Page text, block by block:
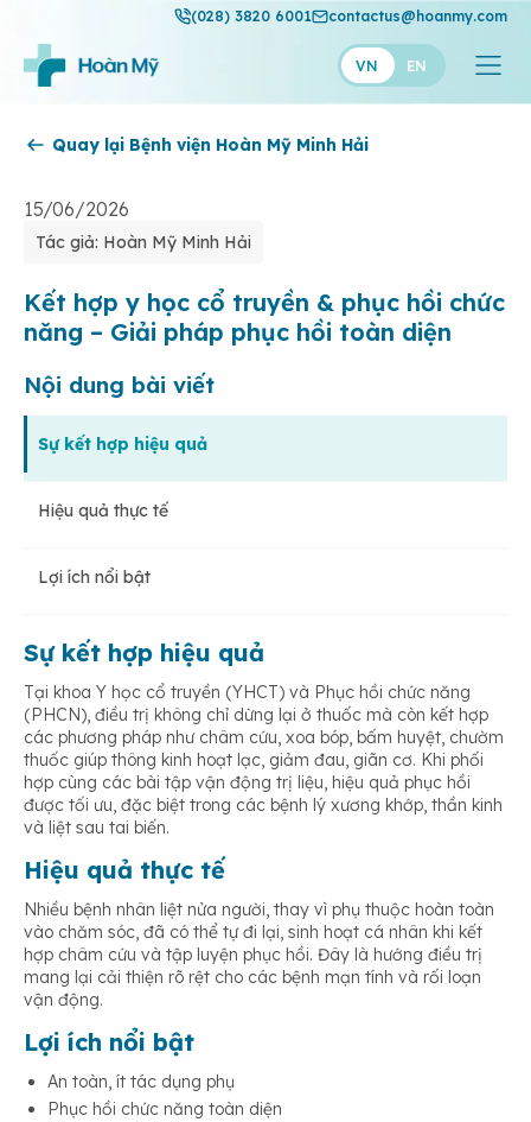
(028) 3820 6001 contactus@hoanmy.com
VN EN
Hoàn Mỹ
Hạnh Phúc
Thuận Mỹ
Quay lại Bệnh viện Hoàn Mỹ Minh Hải
15/06/2026
Tác giả: Hoàn Mỹ Minh Hải
Kết hợp y học cổ truyền & phục hồi chức
năng – Giải pháp phục hồi toàn diện
Nội dung bài viết
Sự kết hợp hiệu quả
Hiệu quả thực tế
Lợi ích nổi bật
Sự kết hợp hiệu quả
Tại khoa Y học cổ truyền (YHCT) và Phục hồi chức năng
(PHCN), điều trị không chỉ dừng lại ở thuốc mà còn kết hợp
các phương pháp như châm cứu, xoa bóp, bấm huyệt, chườm
thuốc giúp thông kinh hoạt lạc, giảm đau, giãn cơ. Khi phối
hợp cùng các bài tập vận động trị liệu, hiệu quả phục hồi
được tối ưu, đặc biệt trong các bệnh lý xương khớp, thần kinh
và liệt sau tai biến.
Hiệu quả thực tế
Nhiều bệnh nhân liệt nửa người, thay vì phụ thuộc hoàn toàn
vào chăm sóc, đã có thể tự đi lại, sinh hoạt cá nhân khi kết
hợp châm cứu và tập luyện phục hồi. Đây là hướng điều trị
mang lại cải thiện rõ rệt cho các bệnh mạn tính và rối loạn
vận động.
Lợi ích nổi bật
An toàn, ít tác dụng phụ
Phục hồi chức năng toàn diện